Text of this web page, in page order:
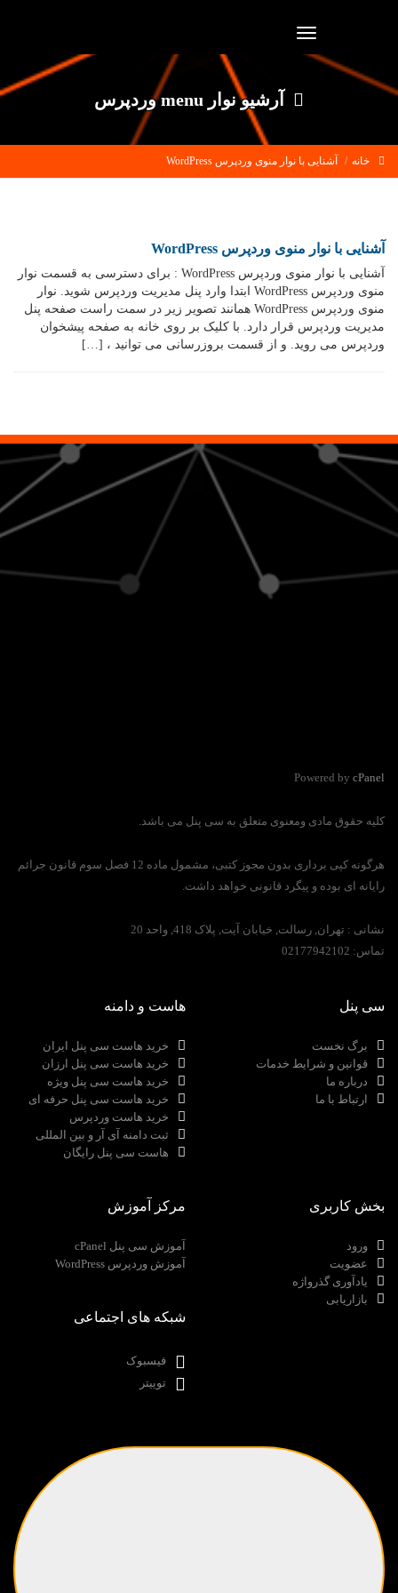
Toggle
navigation
آرشیو نوار menu وردپرس
خانه آشنایی با نوار منوی وردپرس WordPress
آشنایی با نوار منوی وردپرس WordPress
آشنایی با نوار منوی وردپرس WordPress : برای دسترسی به قسمت نوار
منوی وردپرس WordPress ابتدا وارد پنل مدیریت وردپرس شوید. نوار
منوی وردپرس WordPress همانند تصویر زیر در سمت راست صفحه پنل
مدیریت وردپرس قرار دارد. با کلیک بر روی خانه به صفحه پیشخوان
وردپرس می روید. و از قسمت بروزرسانی می توانید ، […]
Powered by cPanel
کلیه حقوق مادی ومعنوی متعلق به سی پنل می باشد.
هرگونه کپی برداری بدون مجوز کتبی، مشمول ماده 12 فصل سوم قانون جرائم
رایانه ای بوده و پیگرد قانونی خواهد داشت.
نشانی : تهران, رسالت, خیابان آیت, پلاک 418, واحد 20
تماس:
سی پنل
برگ نخست
قوانین و شرایط خدمات
درباره ما
ارتباط با ما
هاست و دامنه
خرید هاست سی پنل ایران
خرید هاست سی پنل ارزان
خرید هاست سی پنل ویژه
خرید هاست سی پنل حرفه ای
خرید هاست وردپرس
ثبت دامنه آی آر و بین المللی
هاست سی پنل رایگان
بخش کاربری
ورود
عضویت
یادآوری گذرواژه
بازاریابی
مرکز آموزش
آموزش سی پنل cPanel
آموزش وردپرس WordPress
شبکه های اجتماعی
فیسبوک
توییتر